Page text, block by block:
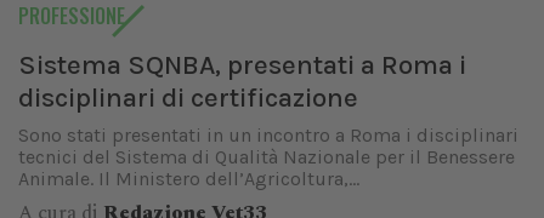
PROFESSIONE
Sistema SQNBA, presentati a Roma i
disciplinari di certificazione
Sono stati presentati in un incontro a Roma i disciplinari
tecnici del Sistema di Qualità Nazionale per il Benessere
Animale. Il Ministero dell’Agricoltura,...